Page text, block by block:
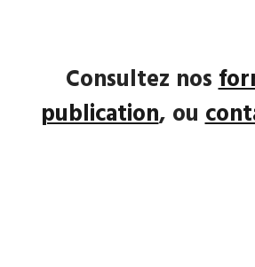
Consultez nos
publication, ou